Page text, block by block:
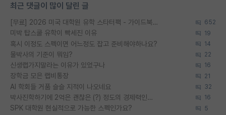
최근 댓글이 많이 달린 글
[무료] 2026 미국 대학원 유학 스타터팩 - 가이드북 & 합격자 컨택메일 템플릿 652
미박 탑스쿨 유학이 빡세진 이유 19
혹시 이정도 스펙이면 어느정도 잡고 준비해야하나요? 14
물박사의 기준이 뭐임? 22
신생랩가지말라는 이유가 있었구나 16
장학금 모은 랩비통장 21
AI 학회들 거품 슬슬 지적이 나오네요 32
박사진학하기에 2억은 괜찮은 (?) 정도의 경제력인가요 16
SPK 대학원 현실적으로 가능한 스펙인가요? 5